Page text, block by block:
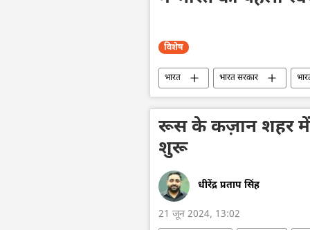
विशेष
भारत भारत सरकार
ब्रिक्स
ब्रिक्स का विस्तारण
रूस
रूस के कज़ान शहर में
शुरू
धीरेंद्र प्रताप सिंह
21 जून 2024, 13:02